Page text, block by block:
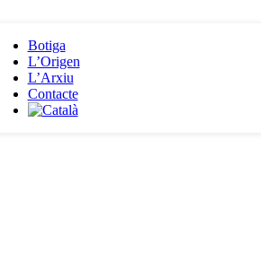
Botiga
L’Origen
L’Arxiu
Contacte